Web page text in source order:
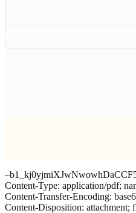
Content-Type: application/pdf;
Content-Transfer-Encoding:
Content-Disposition: attachment;